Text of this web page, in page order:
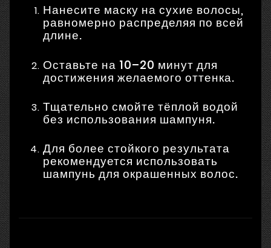
Нанесите маску на сухие волосы,
равномерно распределяя по всей
длине.
Оставьте на 10–20 минут для
достижения желаемого оттенка.
Тщательно смойте тёплой водой
без использования шампуня.
Для более стойкого результата
рекомендуется использовать
шампунь для окрашенных волос.